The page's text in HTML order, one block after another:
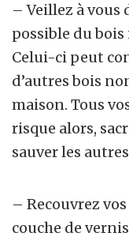
– Veillez à vous
possible du
Celui-ci peut
d’autres bois
maison. Tous
risque alors,
sauver les
– Recouvrez
couche de